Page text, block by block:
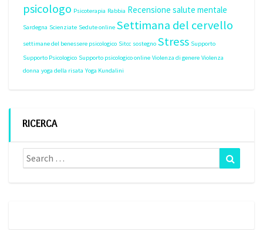
psicologo Psicoterapia Rabbia Recensione salute mentale
Sardegna Scienziate Sedute online Settimana del cervello
settimane del benessere psicologico Sitcc sostegno Stress Supporto
Supporto Psicologico Supporto psicologico online Violenza di genere Violenza
donna yoga della risata Yoga Kundalini
RICERCA
Search
for: